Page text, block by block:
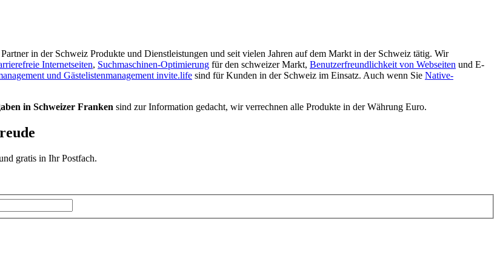
in der Schweiz Produkte und Dienstleistungen und seit vielen Jahren auf dem Markt in der Schweiz tätig. Wir
Internetseiten, Suchmaschinen-Optimierung für den schweizer Markt, Benutzerfreundlichkeit von Webseiten und E-
und Gästelistenmanagement invite.life sind für Kunden in der Schweiz im Einsatz. Auch wenn Sie Native-
in Schweizer Franken sind zur Information gedacht, wir verrechnen alle Produkte in der Währung Euro.
gratis in Ihr Postfach.